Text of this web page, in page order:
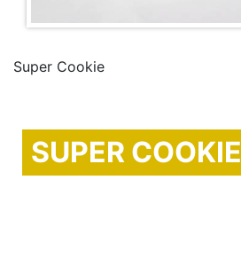
Super Cookie
SUPER COOKIE